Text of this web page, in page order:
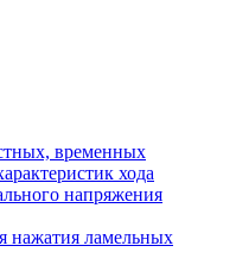
временных
хода
напряжения
нажатия ламельных